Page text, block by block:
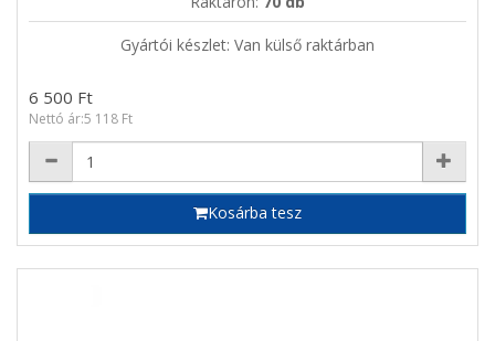
Gyártói készlet: Van külső raktárban
6 500 Ft
Nettó ár:5 118 Ft
Kosárba tesz